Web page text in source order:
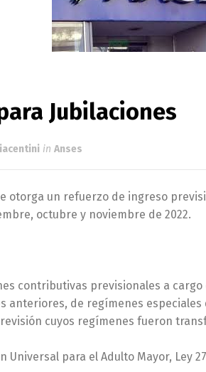
Jubilaciones
in Anses
otorga un refuerzo de ingreso
octubre y noviembre de 2022.
contributivas previsionales a cargo
anteriores, de regímenes
cuyos regímenes fueron
Universal para el Adulto Mayor, Ley